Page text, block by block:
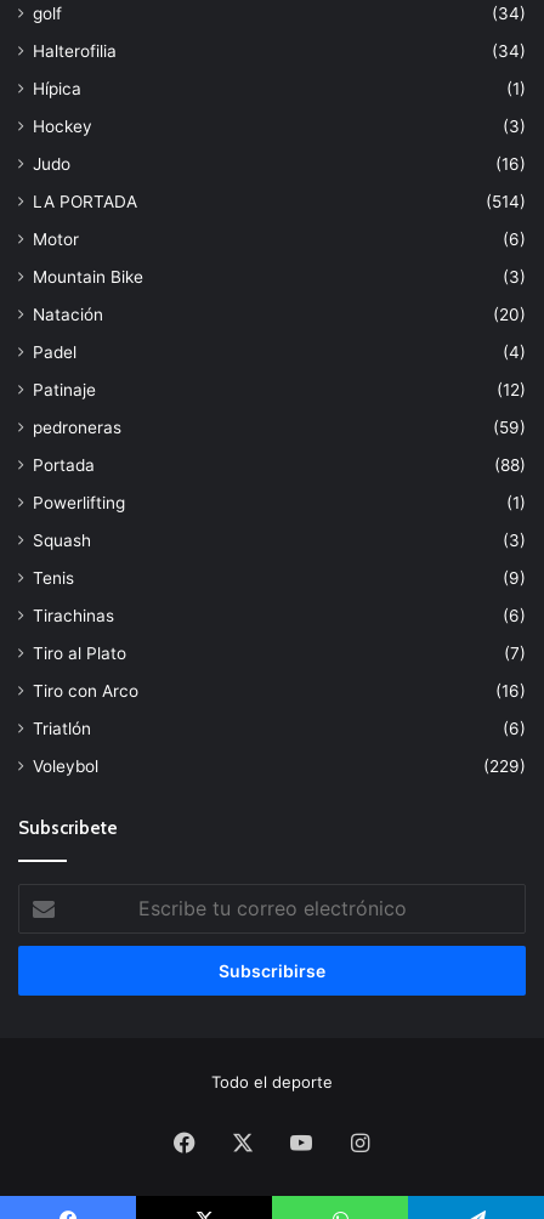
golf
(34)
Halterofilia
(34)
Hípica
(1)
Hockey
(3)
Judo
(16)
LA PORTADA
(514)
Motor
(6)
Mountain Bike
(3)
Natación
(20)
Padel
(4)
Patinaje
(12)
pedroneras
(59)
Portada
(88)
Powerlifting
(1)
Squash
(3)
Tenis
(9)
Tirachinas
(6)
Tiro al Plato
(7)
Tiro con Arco
(16)
Triatlón
(6)
Voleybol
(229)
Subscribete
tu
correo
Todo el deporte
Facebook YouTubeInstagram